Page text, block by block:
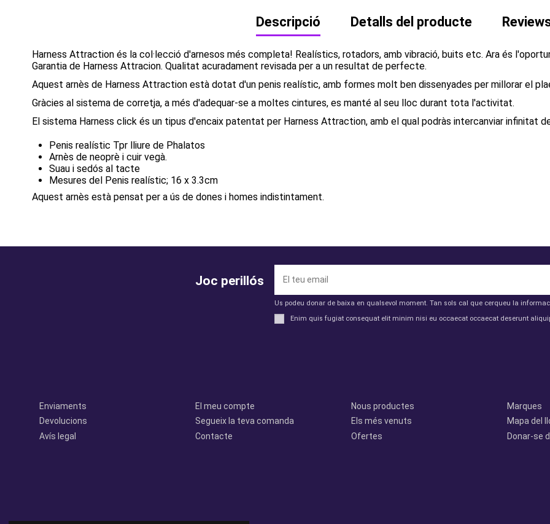
Descripció Detalls del producte
Harness Attraction és la col·lecció d'arnesos més completa! Realístics, rotadors, amb vibració, buits etc. Ara és
Garantia de Harness Attracion. Qualitat acuradament revisada per a un resultat de perfecte.
Aquest arnès de Harness Attraction està dotat d'un penis realístic, amb formes molt ben dissenyades per millorar el
Gràcies al sistema de corretja, a més d'adequar-se a moltes cintures, es manté al seu lloc durant tota l'activitat.
El sistema Harness click és un tipus d'encaix patentat per Harness Attraction, amb el qual podràs intercanviar infinitat
Penis realístic Tpr lliure de Phalatos
Arnès de neoprè i cuir vegà.
Suau i sedós al tacte
Mesures del Penis realístic; 16 x 3.3cm
Aquest arnès està pensat per a ús de dones i homes indistintament.
Joc perillós
Us podeu donar de baixa en qualsevol moment. Tan sols cal que cerqueu la
Enim quis fugiat consequat elit minim nisi eu occaecat occaecat deserunt
Enviaments
Devolucions
Avís legal
El meu compte
Segueix la teva comanda
Contacte
Nous productes
Els més venuts
Ofertes
Marques
Mapa del
Donar-se